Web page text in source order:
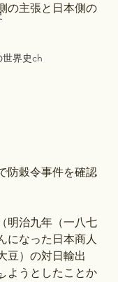
界史ch
の主張と日本側の
防穀令事件を確認
明治九年（一八七
になった日本商人
豆）の対日輸出
ようとしたことか